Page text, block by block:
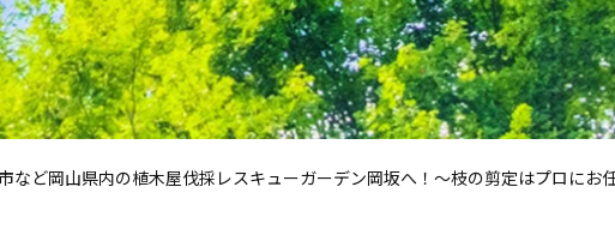
など岡山県内の植木屋伐採レスキューガーデン岡坂へ！～枝の剪定はプロにお